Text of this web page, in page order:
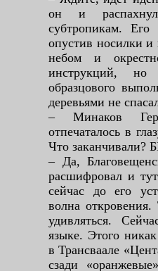
он и
субтропикам. Его
опустив носилки и
небом и
инструкций, но
образцового
деревьями не
– Минаков
отпечаталось в
Что
– Да,
расшифровал и
сейчас до его
волна
удивляться.
языке. Этого
в Трансваале
сзади